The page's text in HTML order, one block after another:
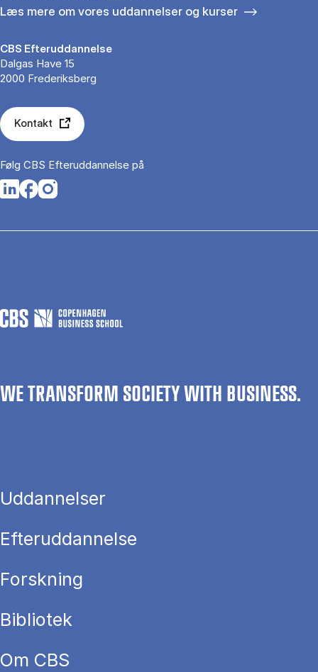
Læs mere om vores uddannelser og kurser
CBS Efteruddannelse
Dalgas Have 15
2000 Frederiksberg
Kontakt
Følg CBS Efteruddannelse på
Opens in a new tab
Opens in a new tab
Opens in a new tab
WE TRANSFORM SOCIETY WITH BUSINESS.
Uddannelser
Efteruddannelse
Forskning
Bibliotek
Om CBS